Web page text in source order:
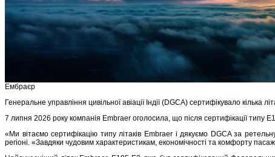
Ембраєр
Генеральне управління цивільної авіації Індії (DGCA) сертифікувало
7 липня 2026 року компанія Embraer оголосила, що після сертифікації типу
«Ми вітаємо сертифікацію типу літаків Embraer і дякуємо DGCA за
регіоні. «Завдяки чудовим характеристикам, економічності та комфорту